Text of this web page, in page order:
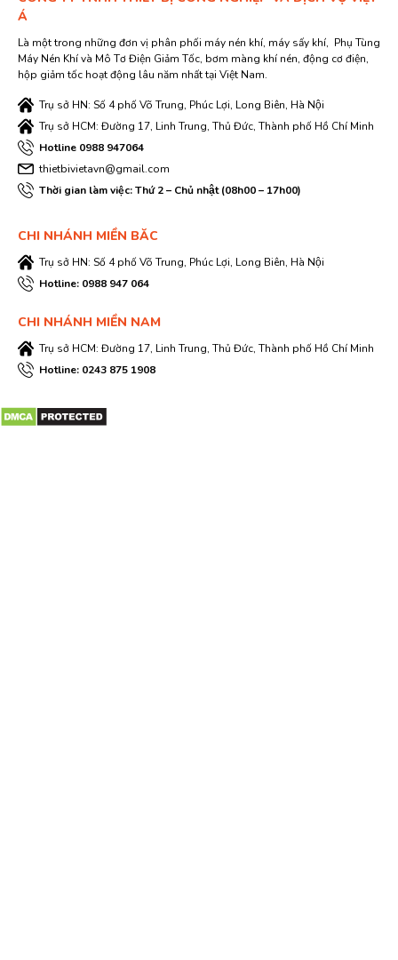
Á
Là một trong những đơn vị phân phối máy nén khí, máy sấy khí, Phụ Tùng
Máy Nén Khí và Mô Tơ Điện Giảm Tốc, bơm màng khí nén, động cơ điện,
hộp giảm tốc hoạt động lâu năm nhất tại Việt Nam.
Trụ sở HN: Số 4 phố Võ Trung, Phúc Lợi, Long Biên, Hà Nội
Trụ sở HCM: Đường 17, Linh Trung, Thủ Đức, Thành phố Hồ Chí Minh
Hotline 0988 947064
thietbivietavn@gmail.com
Thời gian làm việc: Thứ 2 – Chủ nhật (08h00 – 17h00)
CHI NHÁNH MIỀN BĂC
Trụ sở HN: Số 4 phố Võ Trung, Phúc Lợi, Long Biên, Hà Nội
Hotline: 0988 947 064
CHI NHÁNH MIỀN NAM
Trụ sở HCM: Đường 17, Linh Trung, Thủ Đức, Thành phố Hồ Chí Minh
Hotline: 0243 875 1908